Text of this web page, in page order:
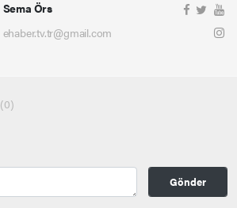
Sema Örs
ehaber.tv.tr@gmail.com
(0)
Gönder